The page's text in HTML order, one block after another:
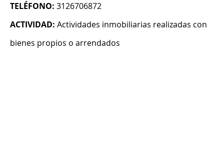
TELÉFONO: 3126706872
ACTIVIDAD: Actividades inmobiliarias realizadas con
bienes propios o arrendados